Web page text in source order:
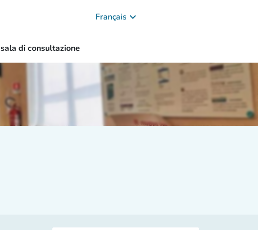
Français keyboard_arrow_down
sala di consultazione